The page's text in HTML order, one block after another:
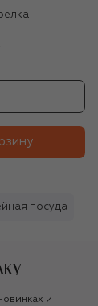
посуда
и